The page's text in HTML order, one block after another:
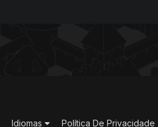
Idiomas Política De Privacidade